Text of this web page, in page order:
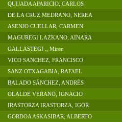
QUIJADA APARICIO, CARLOS
DE LA CRUZ MEDRANO, NEREA
ASENJO CUELLAR, CARMEN
MAGUREGI LAZKANO, AINARA
GALLASTEGI ., Miren
VICO SANCHEZ, FRANCISCO
SANZ OTXAGABIA, RAFAEL
BALADO SÁNCHEZ, ANDRÉS
OLALDE VERANO, IGNACIO
IRASTORZA IRASTORZA, IGOR
GORDOA ASKASIBAR, ALBERTO